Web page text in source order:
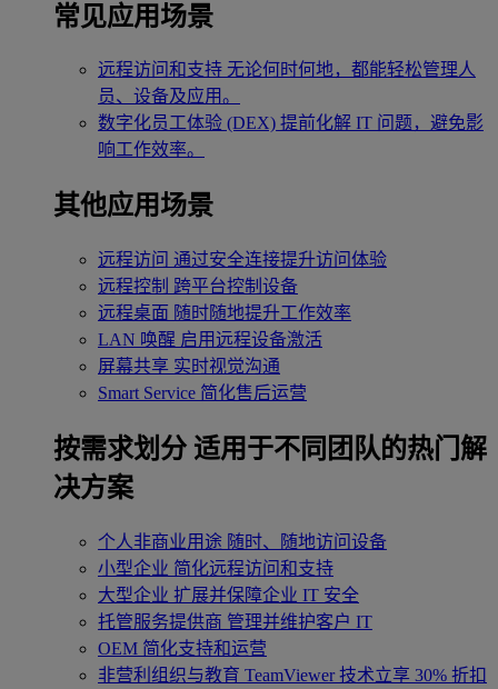
常见应用场景
远程访问和支持 无论何时何地，都能轻松管理人
员、设备及应用。
数字化员工体验 (DEX) 提前化解 IT 问题，避免影
响工作效率。
其他应用场景
远程访问 通过安全连接提升访问体验
远程控制 跨平台控制设备
远程桌面 随时随地提升工作效率
LAN 唤醒 启用远程设备激活
屏幕共享 实时视觉沟通
Smart Service 简化售后运营
按需求划分 适用于不同团队的热门解
决方案
个人非商业用途 随时、随地访问设备
小型企业 简化远程访问和支持
大型企业 扩展并保障企业 IT 安全
托管服务提供商 管理并维护客户 IT
OEM 简化支持和运营
非营利组织与教育 TeamViewer 技术立享 30% 折扣